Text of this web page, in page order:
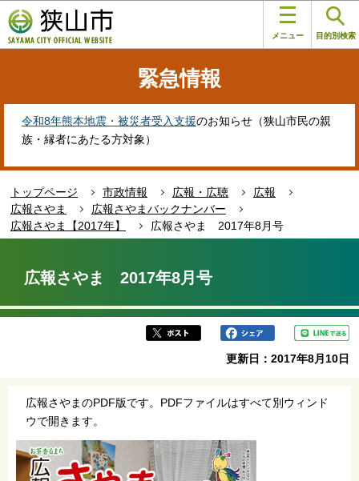
の
ペ
す
メニュー 目的別検索
緊急情報
令和8年熊本地震・被災者受入支援のお知らせ（狭山市民の親
族・縁者にあたる方対象）
トップページ 市政情報 広報・広聴
広報
広報さやま
広報さやまバックナンバー
広報さやま【2017年】
広報さやま 2017年8月号
か
広報さやま 2017年8月号
更新日：2017年8月10日
広報さやまのPDF版です。PDFファイルはすべて別ウィンド
ウで開きます。